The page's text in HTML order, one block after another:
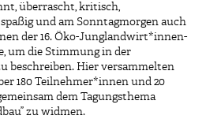
überrascht, kritisch,
und am Sonntagmorgen auch
der 16. Öko-Junglandwirt*innen-
um die Stimmung in der
beschreiben. Hier versammelten
180 Teilnehmer*innen und 20
dem Tagungsthema
zu widmen.